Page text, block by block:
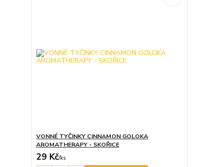
VONNÉ TYČINKY CINNAMON GOLOKA
AROMATHERAPY - SKOŘICE
29 Kč/ks